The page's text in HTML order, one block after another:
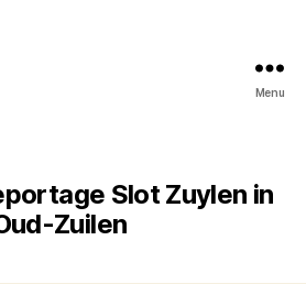
Menu
Slot Zuylen in
Zuilen